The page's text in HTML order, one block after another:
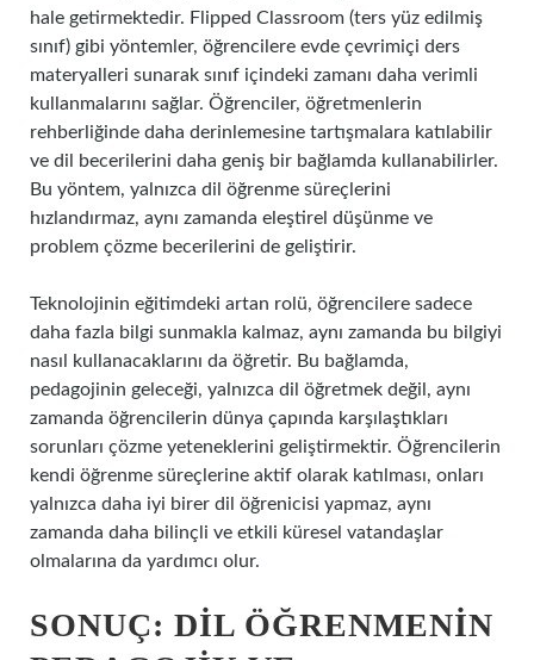
hale getirmektedir. Flipped Classroom (ters yüz edilmiş
sınıf) gibi yöntemler, öğrencilere evde çevrimiçi ders
materyalleri sunarak sınıf içindeki zamanı daha verimli
kullanmalarını sağlar. Öğrenciler, öğretmenlerin
rehberliğinde daha derinlemesine tartışmalara katılabilir
ve dil becerilerini daha geniş bir bağlamda kullanabilirler.
Bu yöntem, yalnızca dil öğrenme süreçlerini
hızlandırmaz, aynı zamanda eleştirel düşünme ve
problem çözme becerilerini de geliştirir.
Teknolojinin eğitimdeki artan rolü, öğrencilere sadece
daha fazla bilgi sunmakla kalmaz, aynı zamanda bu bilgiyi
nasıl kullanacaklarını da öğretir. Bu bağlamda,
pedagojinin geleceği, yalnızca dil öğretmek değil, aynı
zamanda öğrencilerin dünya çapında karşılaştıkları
sorunları çözme yeteneklerini geliştirmektir. Öğrencilerin
kendi öğrenme süreçlerine aktif olarak katılması, onları
yalnızca daha iyi birer dil öğrenicisi yapmaz, aynı
zamanda daha bilinçli ve etkili küresel vatandaşlar
olmalarına da yardımcı olur.
SONUÇ: DIL ÖĞRENMENIN